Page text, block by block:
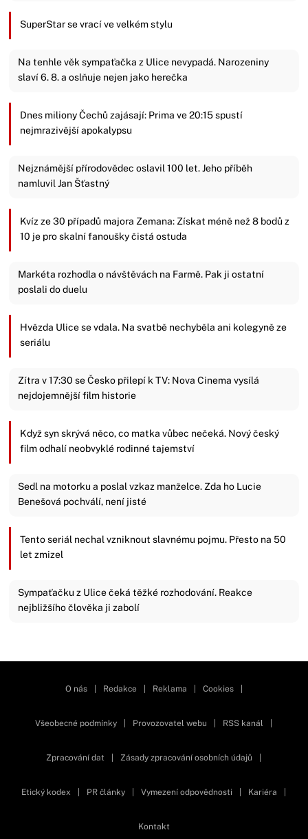
SuperStar se vrací ve velkém stylu
Na tenhle věk sympaťačka z Ulice nevypadá. Narozeniny
slaví 6. 8. a oslňuje nejen jako herečka
Dnes miliony Čechů zajásají: Prima ve 20:15 spustí
nejmrazivější apokalypsu
Nejznámější přírodovědec oslavil 100 let. Jeho příběh
namluvil Jan Šťastný
Kvíz ze 30 případů majora Zemana: Získat méně než 8 bodů z
10 je pro skalní fanoušky čistá ostuda
Markéta rozhodla o návštěvách na Farmě. Pak ji ostatní
poslali do duelu
Hvězda Ulice se vdala. Na svatbě nechyběla ani kolegyně ze
seriálu
Zítra v 17:30 se Česko přilepí k TV: Nova Cinema vysílá
nejdojemnější film historie
Když syn skrývá něco, co matka vůbec nečeká. Nový český
film odhalí neobvyklé rodinné tajemství
Sedl na motorku a poslal vzkaz manželce. Zda ho Lucie
Benešová pochválí, není jisté
Tento seriál nechal vzniknout slavnému pojmu. Přesto na 50
let zmizel
Sympaťačku z Ulice čeká těžké rozhodování. Reakce
nejbližšího člověka ji zabolí
O nás Redakce Reklama Cookies
Všeobecné podmínky Provozovatel webu RSS kanál
Zpracování dat Zásady zpracování osobních údajů
Etický kodex PR články Vymezení odpovědnosti Kariéra
Kontakt